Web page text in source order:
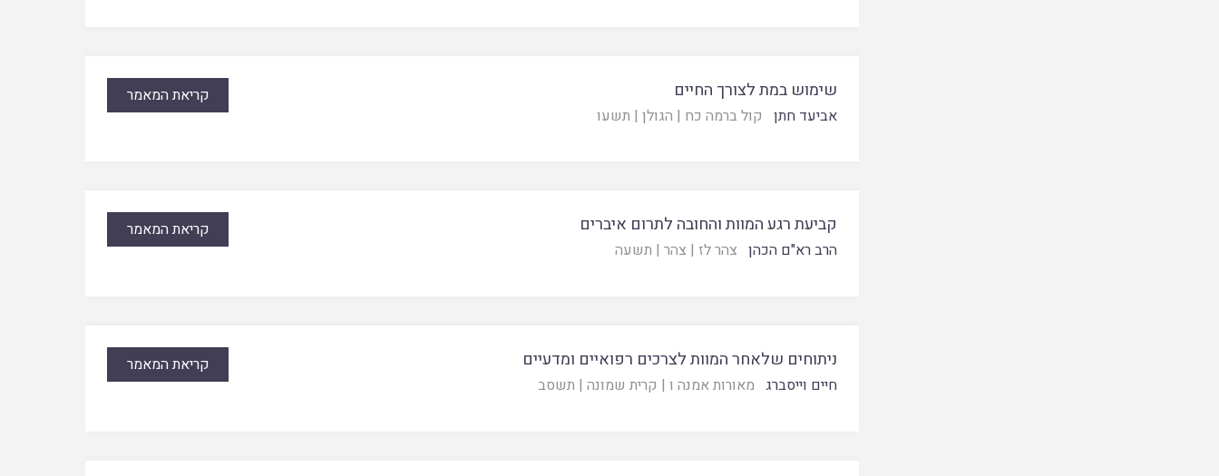
שימוש במת לצורך החיים
אביעד חתן קול ברמה כח | הגולן | תשעו
קריאת המאמר
קביעת רגע המוות והחובה לתרום איברים
הרב רא"ם הכהן צהר לז | צהר | תשעה
קריאת המאמר
ניתוחים שלאחר המוות לצרכים רפואיים ומדעיים
חיים וייסברג מאורות אמנה ו | קרית שמונה | תשסב
קריאת המאמר